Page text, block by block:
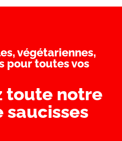
végétariennes,
pour toutes vos
toute notre
saucisses